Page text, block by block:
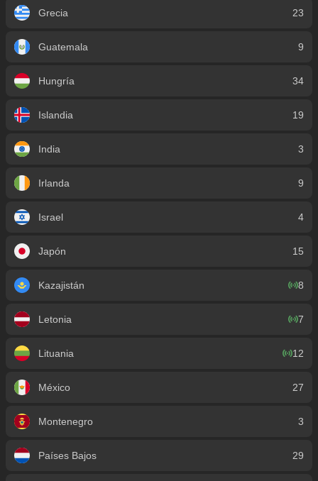
Grecia 23
Guatemala 9
Hungría 34
Islandia 19
India 3
Irlanda 9
Israel 4
Japón 15
Kazajistán 8
Letonia 7
Lituania 12
México 27
Montenegro 3
Países Bajos 29